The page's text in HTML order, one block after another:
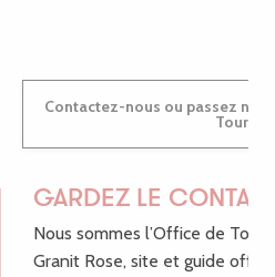
Contactez-nous ou passez nous voir dans nos Offices de
Tourisme
GARDEZ LE
Nous sommes l’Office de
Granit Rose, site et guide